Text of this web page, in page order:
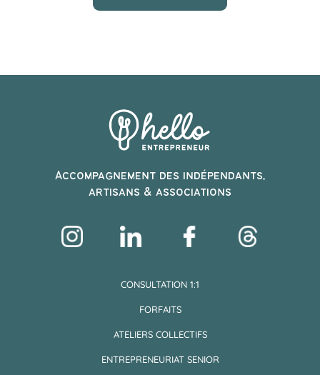
Accompagnement des indépendants,
artisans & associations
CONSULTATION 1:1
FORFAITS
ATELIERS COLLECTIFS
ENTREPRENEURIAT SENIOR